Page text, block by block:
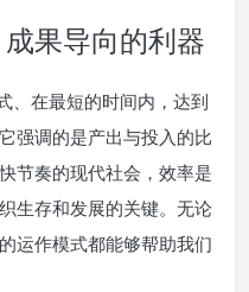
果导向的利器
、在最短的时间内，达到
强调的是产出与投入的比
节奏的现代社会，效率是
生存和发展的关键。无论
运作模式都能够帮助我们